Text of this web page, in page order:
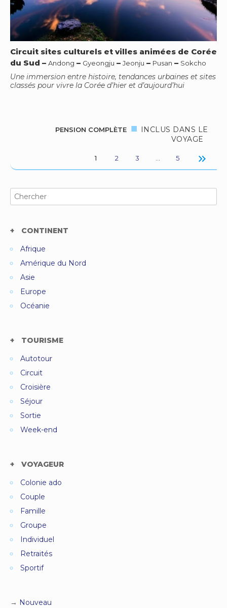
Circuit sites culturels et villes animées de Corée
du Sud – Andong – Gyeongju – Jeonju – Pusan – Sokcho
Une immersion entre histoire, tendances urbaines et sites
classés pour vivre la Corée d’hier et d’aujourd’hui
PENSION COMPLÈTE
INCLUS DANS LE
VOYAGE
1 2 3 … 5 keyboard_double_arrow_right
Search
for:
CONTINENT
Afrique
Amérique du Nord
Asie
Europe
Océanie
TOURISME
Autotour
Circuit
Croisière
Séjour
Sortie
Week-end
VOYAGEUR
Colonie ado
Couple
Famille
Groupe
Individuel
Retraités
Sportif
Nouveau